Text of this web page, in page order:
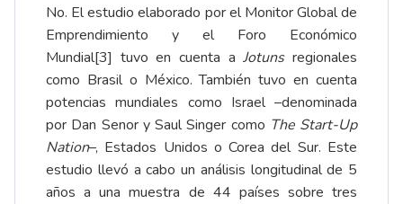
No. El estudio elaborado por el Monitor Global de
Emprendimiento y el Foro Económico
Mundial[3] tuvo en cuenta aJotunsregionales
como Brasil o México. También tuvo en cuenta
potencias mundiales como Israel –denominada
por Dan Senor y Saul Singer como The Start-Up
Nation–, Estados Unidos o Corea del Sur. Este
estudio llevó a cabo un análisis longitudinal de 5
años a una muestra de 44 países sobre tres